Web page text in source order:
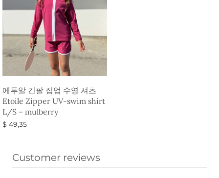
에투알 긴팔 집업 수영 셔츠
Etoile Zipper UV-swim shirt
L/S – mulberry
$ 49,35
Customer reviews